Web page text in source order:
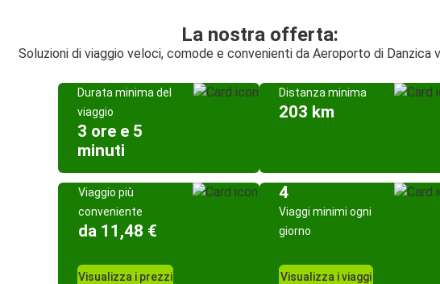
La nostra offerta:
Soluzioni di viaggio veloci, comode e convenienti da Aeroporto di Danzica
Durata minima del
viaggio
3 ore e 5
minuti
Distanza minima
203 km
Viaggio più
conveniente
da 11,48 €
Visualizza i prezzi
4
Viaggi minimi ogni
giorno
Visualizza i viaggi